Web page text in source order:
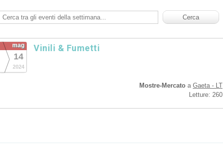
mag
14
2024
Vinili & Fumetti
Mostre-Mercato a Gaeta - LT
Letture: 260